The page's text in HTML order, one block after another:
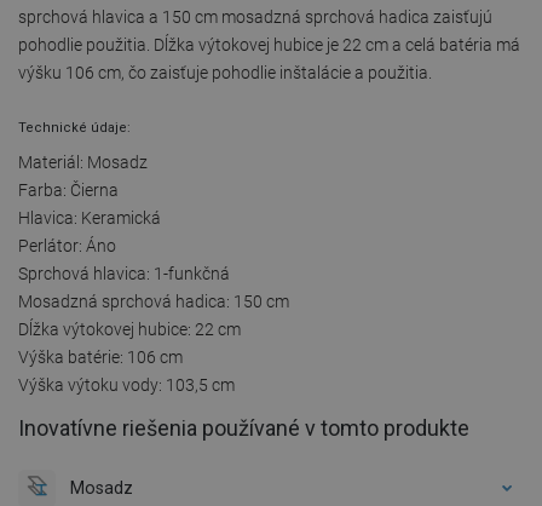
sprchová hlavica a 150 cm mosadzná sprchová hadica zaisťujú
pohodlie použitia. Dĺžka výtokovej hubice je 22 cm a celá batéria má
výšku 106 cm, čo zaisťuje pohodlie inštalácie a použitia.
Technické údaje:
Materiál: Mosadz
Farba: Čierna
Hlavica: Keramická
Perlátor: Áno
Sprchová hlavica: 1-funkčná
Mosadzná sprchová hadica: 150 cm
Dĺžka výtokovej hubice: 22 cm
Výška batérie: 106 cm
Výška výtoku vody: 103,5 cm
Inovatívne riešenia používané v tomto produkte
Mosadz